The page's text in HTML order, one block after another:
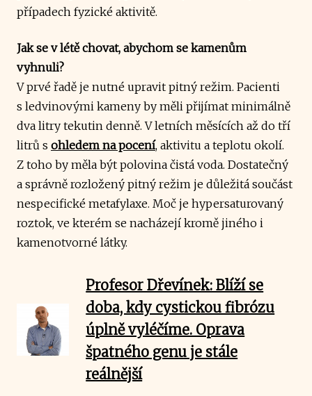
případech fyzické aktivitě.
Jak se v létě chovat, abychom se kamenům
vyhnuli?
V prvé řadě je nutné upravit pitný režim. Pacienti
s ledvinovými kameny by měli přijímat minimálně
dva litry tekutin denně. V letních měsících až do tří
litrů s ohledem na pocení, aktivitu a teplotu okolí.
Z toho by měla být polovina čistá voda. Dostatečný
a správně rozložený pitný režim je důležitá součást
nespecifické metafylaxe. Moč je hypersaturovaný
roztok, ve kterém se nacházejí kromě jiného i
kamenotvorné látky.
Profesor Dřevínek: Blíží se
doba, kdy cystickou fibrózu
úplně vyléčíme. Oprava
špatného genu je stále
reálnější